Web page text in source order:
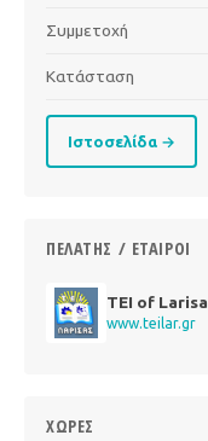
Συμμετοχή
Κατάσταση
Ιστοσελίδα →
ΠΕΛΆΤΗΣ / ΕΤΑΊΡΟΙ
TEI of Larisa
www.teilar.gr
ΧΏΡΕΣ